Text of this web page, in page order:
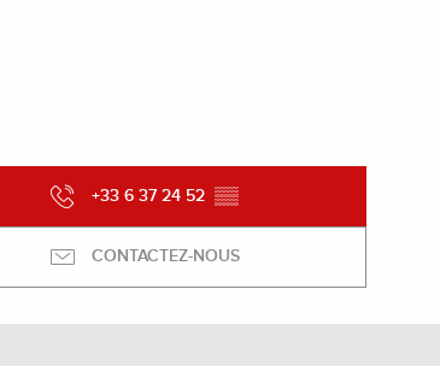
+33 6 37 24 52 ▒▒
CONTACTEZ-NOUS